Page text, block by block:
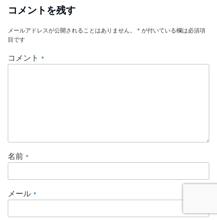
コメントを残す
メールアドレスが公開されることはありません。 * が付いている欄は必須項
目です
コメント *
名前 *
メール *